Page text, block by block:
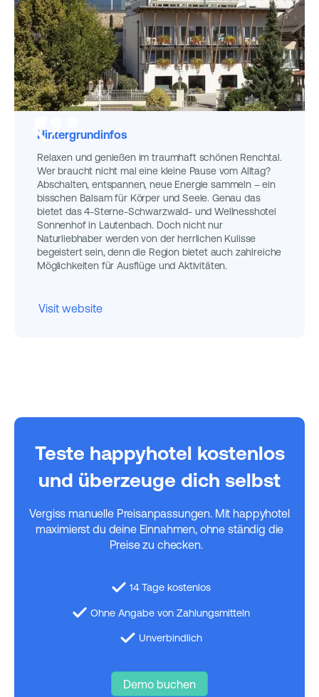
Hintergrundinfos
Relaxen und genießen im traumhaft schönen Renchtal.
Wer braucht nicht mal eine kleine Pause vom Alltag?
Abschalten, entspannen, neue Energie sammeln – ein
bisschen Balsam für Körper und Seele. Genau das
bietet das 4-Sterne-Schwarzwald- und Wellnesshotel
Sonnenhof in Lautenbach. Doch nicht nur
Naturliebhaber werden von der herrlichen Kulisse
begeistert sein, denn die Region bietet auch zahlreiche
Möglichkeiten für Ausflüge und Aktivitäten.
Visit website
Teste happyhotel kostenlos
und überzeuge dich selbst
Vergiss manuelle Preisanpassungen. Mit happyhotel
maximierst du deine Einnahmen, ohne ständig die
Preise zu checken.
14 Tage kostenlos
Ohne Angabe von Zahlungsmitteln
Unverbindlich
Demo buchen